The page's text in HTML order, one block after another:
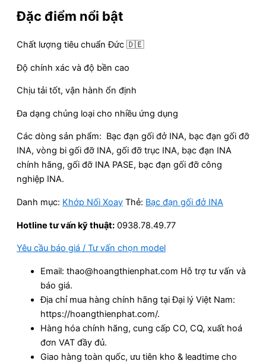
Đặc điểm nổi bật
Chất lượng tiêu chuẩn Đức 🇩🇪
Độ chính xác và độ bền cao
Chịu tải tốt, vận hành ổn định
Đa dạng chủng loại cho nhiều ứng dụng
Các dòng sản phẩm: Bạc đạn gối đở INA, bạc đạn gối đỡ
INA, vòng bi gối đỡ INA, gối đỡ trục INA, bạc đạn INA
chính hãng, gối đỡ INA PASE, bạc đạn gối đỡ công
nghiệp INA.
Danh mục: Khớp Nối Xoay Thẻ: Bạc đạn gối đở INA
Hotline tư vấn kỹ thuật: 0938.78.49.77
Yêu cầu báo giá / Tư vấn chọn model
Email: thao@hoangthienphat.com Hỗ trợ tư vấn và
báo giá.
Địa chỉ mua hàng chính hãng tại Đại lý Việt Nam:
https://hoangthienphat.com/.
Hàng hóa chính hãng, cung cấp CO, CQ, xuất hoá
đơn VAT đầy đủ.
Giao hàng toàn quốc, ưu tiên kho & leadtime cho